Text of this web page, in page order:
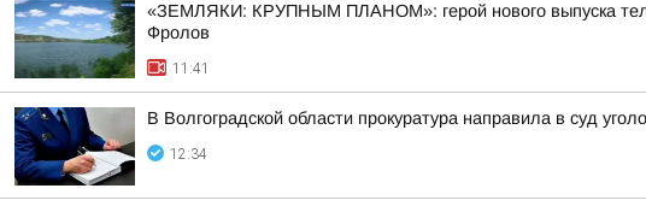
«ЗЕМЛЯКИ: КРУПНЫМ ПЛАНОМ»: герой нового выпуска
Фролов
11:41
В Волгоградской области прокуратура направила в суд
12:34